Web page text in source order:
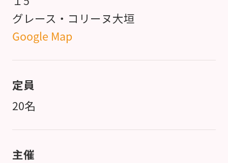
グレース・コリーヌ大垣
Google Map
定員
20名
主催